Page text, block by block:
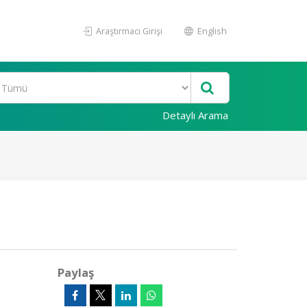
Araştırmacı Girişi English
Detaylı Arama
Paylaş